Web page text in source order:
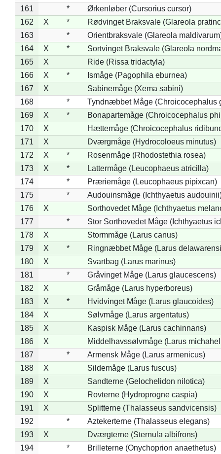
161
*
Ørkenløber (Cursorius cursor)
162
X *
Rødvinget Braksvale (Glareola
163
*
Orientbraksvale (Glareola
164
X *
Sortvinget Braksvale (Glareola
165
X
Ride (Rissa tridactyla)
166
X *
Ismåge (Pagophila eburnea)
167
X
Sabinemåge (Xema sabini)
168
*
Tyndnæbbet Måge (Chroicocephalus
169
X *
Bonapartemåge (Chroicocephalus
170
X
Hættemåge (Chroicocephalus
171
X
Dværgmåge (Hydrocoloeus minutus)
172
X *
Rosenmåge (Rhodostethia rosea)
173
X *
Lattermåge (Leucophaeus atricilla)
174
*
Præriemåge (Leucophaeus pipixcan)
175
*
Audouinsmåge (Ichthyaetus
176
X
Sorthovedet Måge (Ichthyaetus
177
*
Stor Sorthovedet Måge (Ichthyaetus
178
X
Stormmåge (Larus canus)
179
X *
Ringnæbbet Måge (Larus
180
X
Svartbag (Larus marinus)
181
*
Gråvinget Måge (Larus glaucescens)
182
X
Gråmåge (Larus hyperboreus)
183
X *
Hvidvinget Måge (Larus glaucoides)
184
X
Sølvmåge (Larus argentatus)
185
X
Kaspisk Måge (Larus cachinnans)
186
X
Middelhavssølvmåge (Larus
187
*
Armensk Måge (Larus armenicus)
188
X
Sildemåge (Larus fuscus)
189
X
Sandterne (Gelochelidon nilotica)
190
X
Rovterne (Hydroprogne caspia)
191
X
Splitterne (Thalasseus sandvicensis)
192
*
Aztekerterne (Thalasseus elegans)
193
X
Dværgterne (Sternula albifrons)
194
*
Brilleterne (Onychoprion anaethetus)